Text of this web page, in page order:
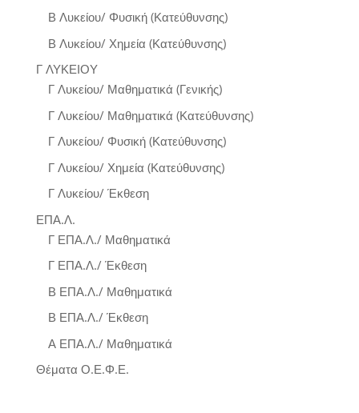
Β Λυκείου/ Φυσική (Κατεύθυνσης)
Β Λυκείου/ Χημεία (Κατεύθυνσης)
Γ ΛΥΚΕΙΟΥ
Γ Λυκείου/ Μαθηματικά (Γενικής)
Γ Λυκείου/ Μαθηματικά (Κατεύθυνσης)
Γ Λυκείου/ Φυσική (Κατεύθυνσης)
Γ Λυκείου/ Χημεία (Κατεύθυνσης)
Γ Λυκείου/ Έκθεση
ΕΠΑ.Λ.
Γ ΕΠΑ.Λ./ Μαθηματικά
Γ ΕΠΑ.Λ./ Έκθεση
Β ΕΠΑ.Λ./ Μαθηματικά
Β ΕΠΑ.Λ./ Έκθεση
Α ΕΠΑ.Λ./ Μαθηματικά
Θέματα Ο.Ε.Φ.Ε.